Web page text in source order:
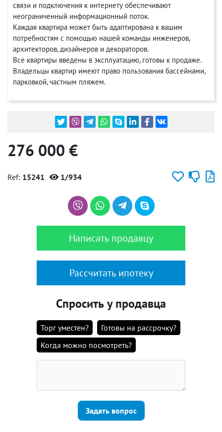
связи и подключения к интернету обеспечивают
неограниченный информационный поток.
Каждая квартира может быть адаптирована к вашим
потребностям с помощью нашей команды инженеров,
архитекторов, дизайнеров и декораторов.
Все квартиры введены в эксплуатацию, готовы к продаже.
Владельцы квартир имеют право пользования бассейнами,
парковкой, частным пляжем.
276 000 €
Ref: 15241 1/934
Написать продавцу
Рассчитать ипотеку
Спросить у продавца
Торг уместен?
Готовы на рассрочку?
Когда можно посмотреть?
Задать вопрос